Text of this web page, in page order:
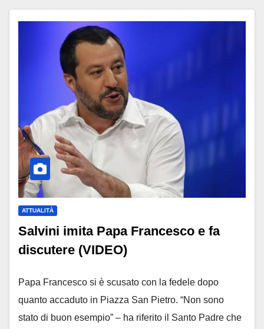
ATTUALITÀ
Salvini imita Papa Francesco e fa
discutere (VIDEO)
Papa Francesco si è scusato con la fedele dopo
quanto accaduto in Piazza San Pietro. “Non sono
stato di buon esempio” – ha riferito il Santo Padre che